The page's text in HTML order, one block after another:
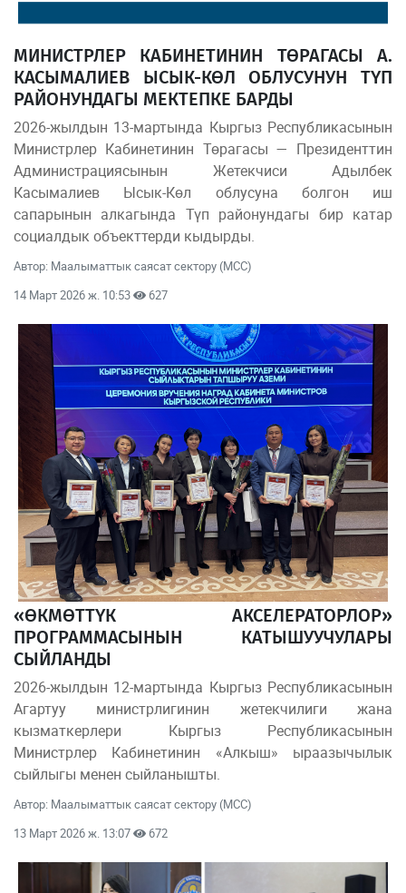
МИНИСТРЛЕР КАБИНЕТИНИН ТӨРАГАСЫ А.
КАСЫМАЛИЕВ ЫСЫК-КӨЛ ОБЛУСУНУН ТҮП
РАЙОНУНДАГЫ МЕКТЕПКЕ БАРДЫ
2026-жылдын 13-мартында Кыргыз Республикасынын
Министрлер Кабинетинин Төрагасы — Президенттин
Администрациясынын Жетекчиси Адылбек
Касымалиев Ысык-Көл облусуна болгон иш
сапарынын алкагында Түп районундагы бир катар
социалдык объекттерди кыдырды.
Автор: Маалыматтык саясат сектору (МСС)
14 Март 2026 ж. 10:53
627
«ӨКМӨТТҮК АКСЕЛЕРАТОРЛОР»
ПРОГРАММАСЫНЫН КАТЫШУУЧУЛАРЫ
СЫЙЛАНДЫ
2026-жылдын 12-мартында Кыргыз Республикасынын
Агартуу министрлигинин жетекчилиги жана
кызматкерлери Кыргыз Республикасынын
Министрлер Кабинетинин «Алкыш» ыраазычылык
сыйлыгы менен сыйланышты.
Автор: Маалыматтык саясат сектору (МСС)
13 Март 2026 ж. 13:07
672